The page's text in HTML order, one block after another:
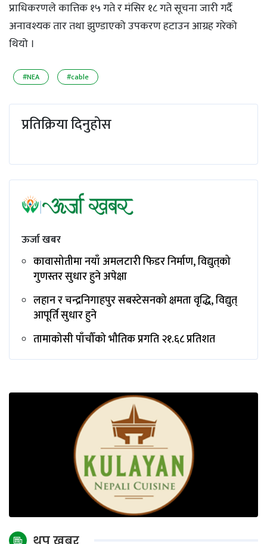
प्राधिकरणले कात्तिक १५ गते र मंसिर १८ गते सूचना जारी गर्दै
अनावश्यक तार तथा झुण्डाएको उपकरण हटाउन आग्रह गरेको
थियो ।
#NEA #cable
प्रतिक्रिया दिनुहोस
ऊर्जा खबर
कावासोतीमा नयाँ अमलटारी फिडर निर्माण, विद्युत्‌को
गुणस्तर सुधार हुने अपेक्षा
लहान र चन्द्रनिगाहपुर सबस्टेसनको क्षमता वृद्धि, विद्युत्
आपूर्ति सुधार हुने
तामाकोसी पाँचौँको भौतिक प्रगति २१.६८ प्रतिशत
थप खबर